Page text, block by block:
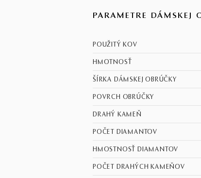
PARAMETRE DÁMSKEJ
POUŽITÝ KOV
HMOTNOSŤ
ŠÍRKA DÁMSKEJ OBRÚČKY
POVRCH OBRÚČKY
DRAHÝ KAMEŇ
POČET DIAMANTOV
HMOSTNOSŤ DIAMANTOV
POČET DRAHÝCH KAMEŇOV